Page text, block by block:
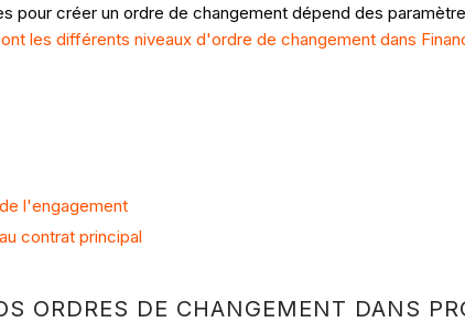
pour créer un ordre de changement dépend des
les différents niveaux d'ordre de changement dans
l'engagement
contrat principal
ORDRES DE CHANGEMENT DANS